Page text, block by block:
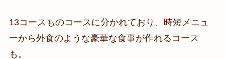
13コースものコースに分かれており、時短メニュ
ーから外食のような豪華な食事が作れるコース
も。